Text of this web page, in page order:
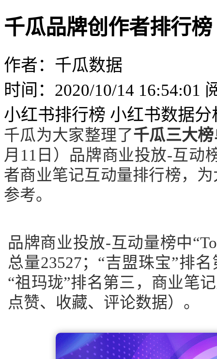
千瓜品牌创作者排行
作者：千瓜数据
时间：2020/10/14 16:54:01
小红书排行榜 小红书数据分
千瓜为大家整理了千瓜三大
月11日）品牌商业投放-互动
者商业笔记互动量排行榜，
参考。
品牌商业投放-互动量榜中
总量23527；“吉盟珠宝”排
“祖玛珑”排名第三，商业笔
点赞、收藏、评论数据）。